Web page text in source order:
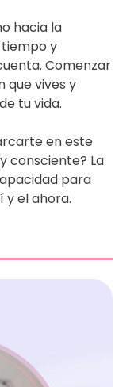
hacia la
y
Comenzar
que vives y
tu vida.
en este
consciente? La
para
y el ahora.